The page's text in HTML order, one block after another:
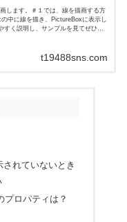
します。＃１では、線を描画する方
中に線を描き、PictureBoxに表示し
すく説明し、サンプルを見てぜひ参
t19488sns.com
れていないとき
プロパティは？